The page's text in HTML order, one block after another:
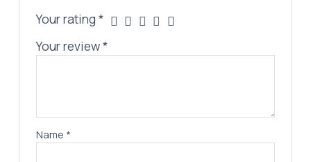
Your rating*
Your review*
Name *